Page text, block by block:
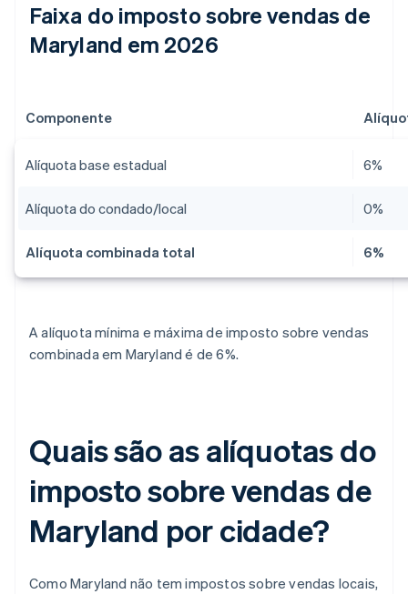
Faixa do imposto sobre vendas de
Maryland em 2026
Componente
Alíquota base estadual 6%
Alíquota do condado/local 0%​
Alíquota combinada total 6%
A alíquota mínima e máxima de imposto sobre vendas
combinada em Maryland é de 6%.
Quais são as alíquotas do
imposto sobre vendas de
Maryland por cidade?
Como Maryland não tem impostos sobre vendas locais,